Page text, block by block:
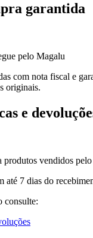
garantida
pelo Magalu
com nota fiscal e
originais.
e
produtos vendidos
até 7 dias do
consulte: